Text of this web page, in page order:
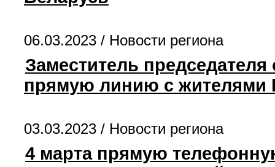
06.03.2023 / Новости региона
Заместитель
прямую линию с жителями
03.03.2023 / Новости региона
4 марта прямую